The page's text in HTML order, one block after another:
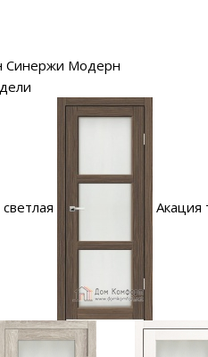
Синержи Модерн
Акация